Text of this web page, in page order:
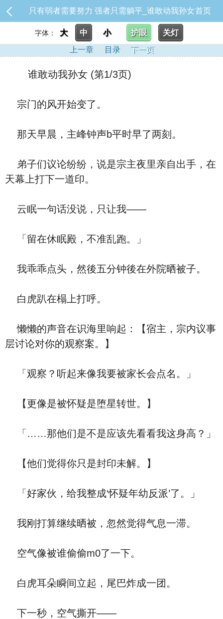
只有弱者需要努力 强者只需躺平_谁敢动我孙女首页
字体： 大 中 小 护眼
关灯
上一章
目录 下一页
谁敢动我孙女 (第1/3页)
宗门的风开始变了。
那天早晨，主峰钟声b平时早了两刻。
弟子们议论纷纷，说是宗主夜里亲自出手，在
天幕上打下一道印。
云眠一句话没说，只让我——
「留在休眠殿，不准乱跑。」
我乖乖点头，然後五分钟後在外院晒被子。
白虎趴在榻上打呼。
懒懒的声音在识海里响起：【宿主，宗内议事
层讨论对你的观察案。】
「观察？听起来像我要被家长会点名。」
【更像是被怀疑是堕星转世。】
「……那他们是不是应该先看看我这身高？」
【他们觉得你只是封印未解。】
「好家伙，给我整成‘怀疑年幼反派’了。」
我刚打算继续晒被，忽然觉得气息一滞。
空气像被谁偷偷m0了一下。
白虎耳朵瞬间立起，尾巴炸成一团。
下一秒，空气撕开——